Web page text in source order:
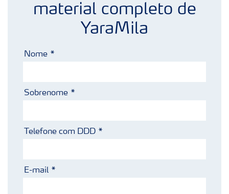
material completo de
YaraMila
Nome
Sobrenome
Telefone com DDD
E-mail